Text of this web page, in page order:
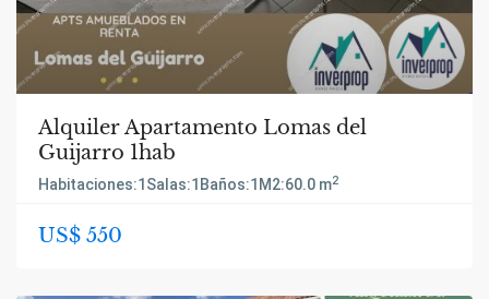
Alquiler Apartamento Lomas del
Guijarro 1hab
Habitaciones:1 Salas:1 Baños:1 M2:60.0 m2
US$ 550